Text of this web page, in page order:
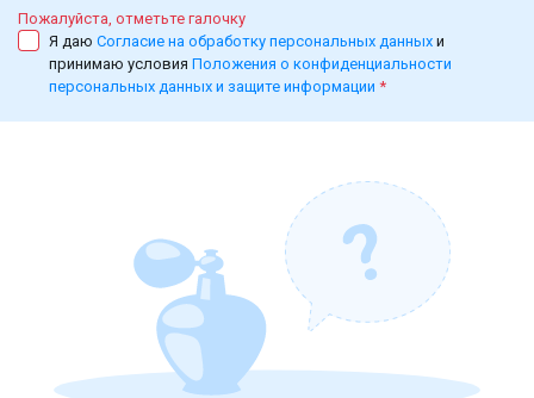
Пожалуйста, отметьте галочку
Я даю Согласие на обработку персональных данных и
принимаю условия Положения о конфиденциальности
персональных данных и защите информации *